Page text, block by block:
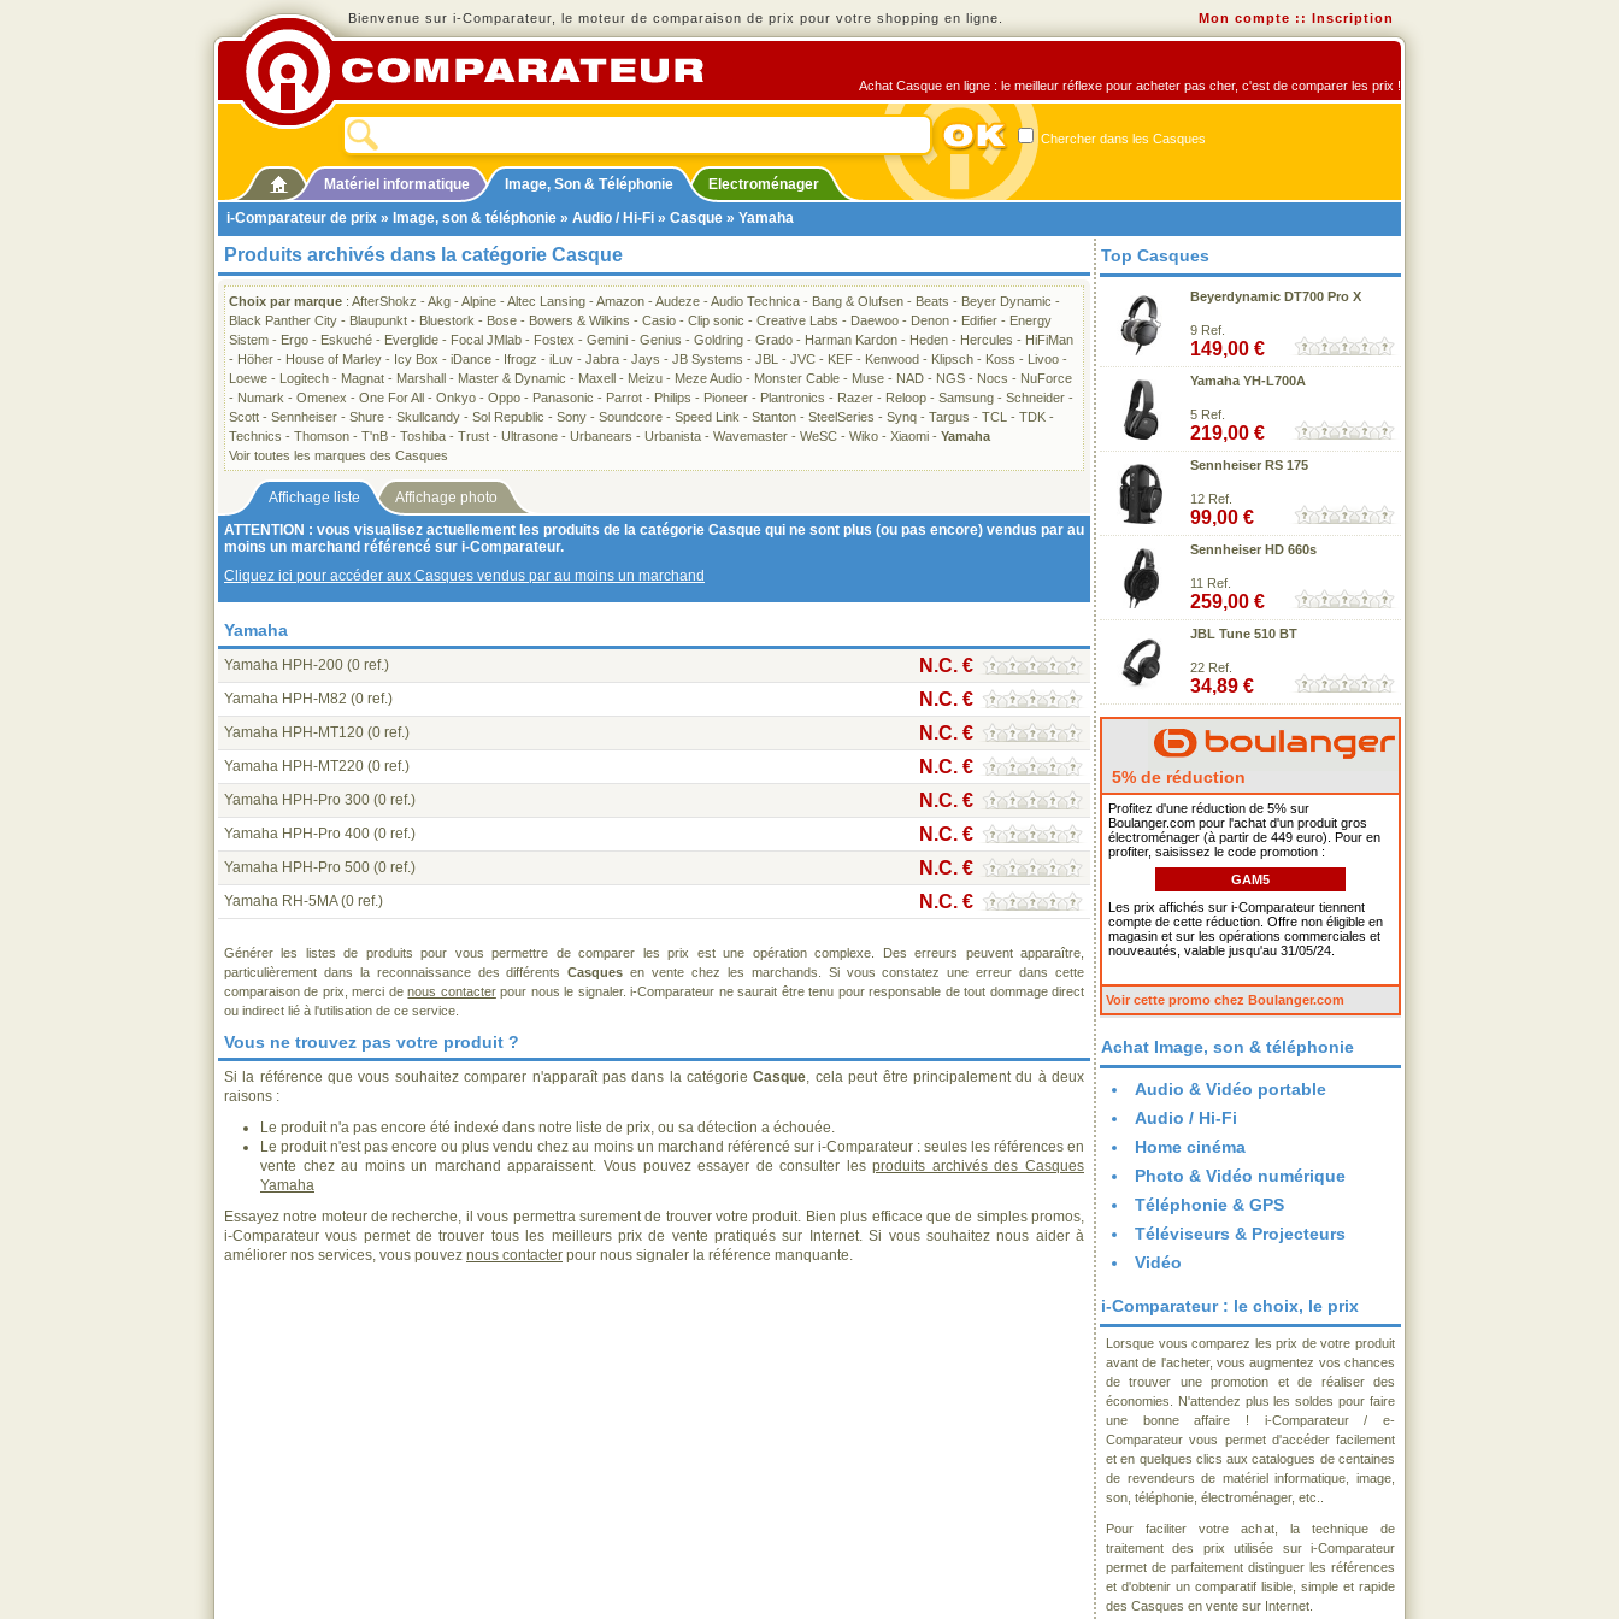
Bienvenue sur i-Comparateur, le moteur de comparaison de prix pour votre shopping en ligne. Mon compte :: Inscription
Achat Casque en ligne : le meilleur réflexe pour acheter pas cher, c'est de comparer les prix !
Chercher dans les Casques
Matériel informatique Image, Son & Téléphonie
Electroménager
i-Comparateur de prix » Image, son & téléphonie » Audio / Hi-Fi » Casque » Yamaha
Produits archivés dans la catégorie Casque
Choix par marque : AfterShokz -Akg -Alpine -Altec Lansing -Amazon -Audeze -Audio Technica - Bang & Olufsen - Beats - Beyer Dynamic -
Black Panther City - Blaupunkt - Bluestork - Bose - Bowers & Wilkins - Casio - Clip sonic - Creative Labs - Daewoo - Denon - Edifier - Energy
Sistem - Ergo - Eskuché - Everglide - Focal JMlab - Fostex - Gemini - Genius - Goldring - Grado - Harman Kardon - Heden - Hercules - HiFiMan
- Höher - House of Marley - Icy Box - iDance - Ifrogz - iLuv - Jabra - Jays - JB Systems - JBL - JVC - KEF - Kenwood - Klipsch - Koss - Livoo -
Loewe - Logitech - Magnat - Marshall - Master & Dynamic - Maxell - Meizu - Meze Audio - Monster Cable - Muse - NAD - NGS - Nocs - NuForce
- Numark - Omenex - One For All - Onkyo - Oppo - Panasonic - Parrot - Philips - Pioneer - Plantronics - Razer - Reloop - Samsung - Schneider -
Scott - Sennheiser - Shure - Skullcandy - Sol Republic - Sony - Soundcore - Speed Link - Stanton - SteelSeries - Synq - Targus - TCL - TDK -
Technics - Thomson - T'nB - Toshiba - Trust - Ultrasone - Urbanears - Urbanista - Wavemaster - WeSC - Wiko - Xiaomi - Yamaha
Voir toutes les marques des Casques
Affichage liste
Affichage photo
ATTENTION : vous visualisez actuellement les produits de la catégorie Casque qui ne sont plus (ou pas encore) vendus par au
moins un marchand référencé sur i-Comparateur.
Cliquez ici pour accéder aux Casques vendus par au moins un marchand
Yamaha
Yamaha HPH-200 (0 ref.) N.C. €
Yamaha HPH-M82 (0 ref.) N.C. €
Yamaha HPH-MT120 (0 ref.) N.C. €
Yamaha HPH-MT220 (0 ref.) N.C. €
Yamaha HPH-Pro 300 (0 ref.) N.C. €
Yamaha HPH-Pro 400 (0 ref.) N.C. €
Yamaha HPH-Pro 500 (0 ref.) N.C. €
Yamaha RH-5MA(0 ref.) N.C. €
Générer les listes de produits pour vous permettre de comparer les prix est une opération complexe. Des erreurs peuvent apparaître,
particulièrement dans la reconnaissance des différentsCasques en vente chez les marchands. Si vous constatez une erreur dans cette
comparaison de prix, merci denous contacterpour nous le signaler. i-Comparateur ne saurait être tenu pour responsable de tout dommage direct
ou indirect lié à l'utilisation de ce service.
Vous ne trouvez pas votre produit ?
Si la référence que vous souhaitez comparer n'apparaît pas dans la catégorieCasque, cela peut être principalement du à deux
raisons :
Le produit n'a pas encore été indexé dans notre liste de prix, ou sa détection a échouée.
Le produit n'est pas encore ou plus vendu chez au moins un marchand référencé sur i-Comparateur : seules les références en
vente chez au moins un marchand apparaissent. Vous pouvez essayer de consulter lesproduits archivés des Casques
Yamaha
Essayez notre moteur de recherche, il vous permettra surement de trouver votre produit. Bien plus efficace que de simples promos,
i-Comparateur vous permet de trouver tous les meilleurs prix de vente pratiqués sur Internet. Si vous souhaitez nous aider à
améliorer nos services, vous pouvez nous contacter pour nous signaler la référence manquante.
Top Casques
Beyerdynamic DT700 Pro X
9 Ref.
149,00 €
Yamaha YH-L700A
5 Ref.
219,00 €
Sennheiser RS 175
12 Ref.
99,00 €
Sennheiser HD 660s
11 Ref.
259,00 €
JBL Tune 510 BT
22 Ref.
34,89 €
5% de réduction
Profitez d'une réduction de 5% sur
Boulanger.com pour l'achat d'un produit gros
électroménager (à partir de 449 euro). Pour en
profiter, saisissez le code promotion :
GAM5
Les prix affichés sur i-Comparateur tiennent
compte de cette réduction. Offre non éligible en
magasin et sur les opérations commerciales et
nouveautés, valable jusqu'au 31/05/24.
Voir cette promo chez Boulanger.com
Achat Image, son & téléphonie
Audio & Vidéo portable
Audio / Hi-Fi
Home cinéma
Photo & Vidéo numérique
Téléphonie & GPS
Téléviseurs & Projecteurs
Vidéo
i-Comparateur : le choix, le prix
Lorsque vous comparez les prix de votre produit
avant de l'acheter, vous augmentez vos chances
de trouver une promotion et de réaliser des
économies. N'attendez plus les soldes pour faire
une bonne affaire ! i-Comparateur / e-
Comparateur vous permet d'accéder facilement
et en quelques clics aux catalogues de centaines
de revendeurs de matériel informatique, image,
son, téléphonie, électroménager, etc..
Pour faciliter votre achat, la technique de
traitement des prix utilisée sur i-Comparateur
permet de parfaitement distinguer les références
et d'obtenir un comparatif lisible, simple et rapide
des Casques en vente sur Internet.